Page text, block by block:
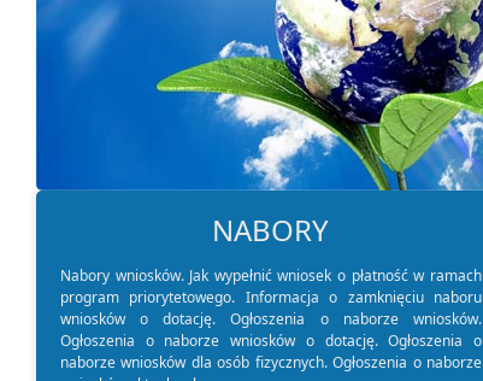
NABORY
Nabory wniosków. Jak wypełnić wniosek o płatność w ramach
program priorytetowego. Informacja o zamknięciu naboru
wniosków o dotację. Ogłoszenia o naborze wniosków.
Ogłoszenia o naborze wniosków o dotację. Ogłoszenia o
naborze wniosków dla osób fizycznych. Ogłoszenia o naborze